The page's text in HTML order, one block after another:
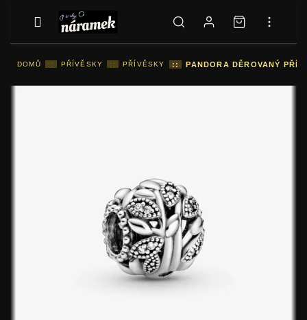
DOMŮ :: PŘÍVĚSKY :: PŘÍVĚSKY :: PANDORA DĚROVANÝ